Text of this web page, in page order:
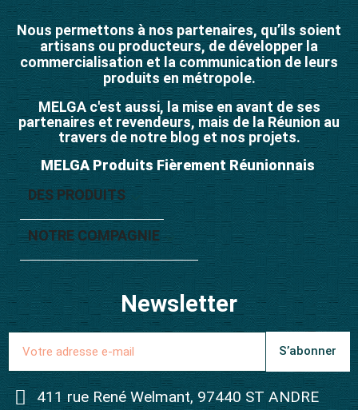
DES PRODUITS
NOTRE COMPAGNIE
Nous permettons à nos partenaires, qu’ils soient
artisans ou producteurs, de développer la
commercialisation et la communication de leurs
produits en métropole.
MELGA c'est aussi, la mise en avant de ses
partenaires et revendeurs, mais de la Réunion au
travers de notre blog et nos projets.
MELGA Produits Fièrement Réunionnais
Newsletter
S’abonner
411 rue René Welmant, 97440 ST ANDRE